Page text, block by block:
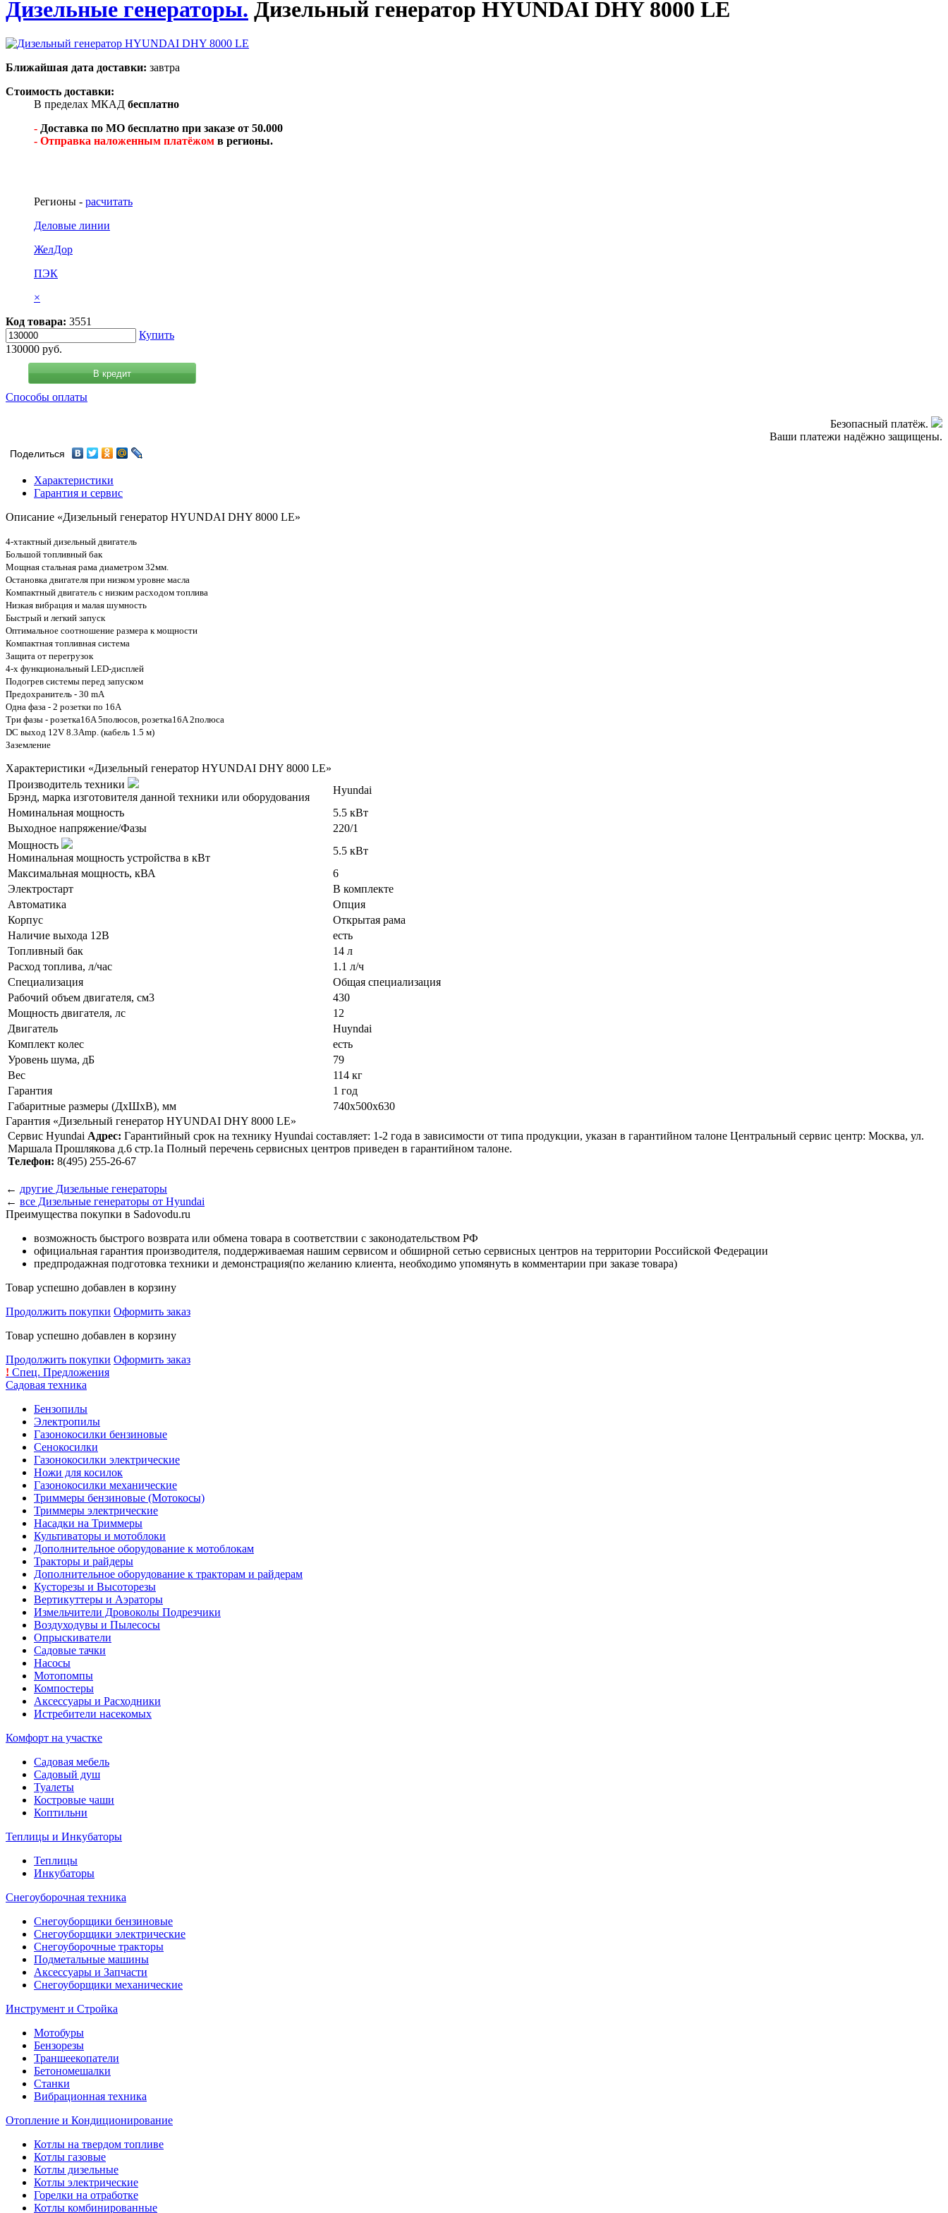
Дизельные генераторы. Дизельный генератор HYUNDAI DHY 8000 LE
Ближайшая дата доставки: завтра
Стоимость доставки:
В пределах МКАД бесплатно
- Доставка по МО бесплатно при заказе от 50.000
- Отправка наложенным платёжом в регионы.
Регионы - расчитать
Деловые линии
ЖелДор
ПЭК
×
Код товара: 3551
Купить
130000 руб.
В кредит
Способы оплаты
Безопасный платёж.
Ваши платежи надёжно защищены.
Поделиться
Характеристики
Гарантия и сервис
Описание «Дизельный генератор HYUNDAI DHY 8000 LE»
4-хтактный дизельный двигатель
Большой топливный бак
Мощная стальная рама диаметром 32мм.
Остановка двигателя при низком уровне масла
Компактный двигатель с низким расходом топлива
Низкая вибрация и малая шумность
Быстрый и легкий запуск
Оптимальное соотношение размера к мощности
Компактная топливная система
Защита от перегрузок
4-х функциональный LED-дисплей
Подогрев системы перед запуском
Предохранитель - 30 mA
Одна фаза - 2 розетки по 16A
Три фазы - розетка16A 5полюсов, розетка16A 2полюса
DC выход 12V 8.3Amp. (кабель 1.5 м)
Заземление
Характеристики «Дизельный генератор HYUNDAI DHY 8000 LE»
Производитель техники
Брэнд, марка изготовителя данной техники или оборудования
Hyundai
Номинальная мощность
5.5 кВт
Выходное напряжение/Фазы
220/1
Мощность
Номинальная мощность устройства в кВт
5.5 кВт
Максимальная мощность, кВА
6
Электростарт
В комплекте
Автоматика
Опция
Корпус
Открытая рама
Наличие выхода 12В
есть
Топливный бак
14 л
Расход топлива, л/час
1.1 л/ч
Специализация
Общая специализация
Рабочий объем двигателя, см3
430
Мощность двигателя, лс
12
Двигатель
Huyndai
Комплект колес
есть
Уровень шума, дБ
79
Вес
114 кг
Гарантия
1 год
Габаритные размеры (ДхШхВ), мм
740х500х630
Гарантия «Дизельный генератор HYUNDAI DHY 8000 LE»
Сервис Hyundai Адрес: Гарантийный срок на технику Hyundai составляет: 1-2 года в зависимости от типа продукции, указан в гарантийном талоне Центральный сервис центр: Москва, ул.
Маршала Прошлякова д.6 стр.1а Полный перечень сервисных центров приведен в гарантийном талоне.
Телефон: 8(495) 255-26-67
← другие Дизельные генераторы
← все Дизельные генераторы от Hyundai
Преимущества покупки в Sadovodu.ru
возможность быстрого возврата или обмена товара в соответствии с законодательством РФ
официальная гарантия производителя, поддерживаемая нашим сервисом и обширной сетью сервисных центров на территории Российской Федерации
предпродажная подготовка техники и демонстрация(по желанию клиента, необходимо упомянуть в комментарии при заказе товара)
Товар успешно добавлен в корзину
Продолжить покупки Оформить заказ
Товар успешно добавлен в корзину
Продолжить покупки Оформить заказ
! Спец. Предложения
Садовая техника
Бензопилы
Электропилы
Газонокосилки бензиновые
Сенокосилки
Газонокосилки электрические
Ножи для косилок
Газонокосилки механические
Триммеры бензиновые (Мотокосы)
Триммеры электрические
Насадки на Триммеры
Культиваторы и мотоблоки
Дополнительное оборудование к мотоблокам
Тракторы и райдеры
Дополнительное оборудование к тракторам и райдерам
Кусторезы и Высоторезы
Вертикуттеры и Аэраторы
Измельчители Дровоколы Подрезчики
Воздуходувы и Пылесосы
Опрыскиватели
Садовые тачки
Насосы
Мотопомпы
Компостеры
Аксессуары и Расходники
Истребители насекомых
Комфорт на участке
Садовая мебель
Садовый душ
Туалеты
Костровые чаши
Коптильни
Теплицы и Инкубаторы
Теплицы
Инкубаторы
Снегоуборочная техника
Снегоуборщики бензиновые
Снегоуборщики электрические
Снегоуборочные тракторы
Подметальные машины
Аксессуары и Запчасти
Снегоуборщики механические
Инструмент и Стройка
Мотобуры
Бензорезы
Траншеекопатели
Бетономешалки
Станки
Вибрационная техника
Отопление и Кондиционирование
Котлы на твердом топливе
Котлы газовые
Котлы дизельные
Котлы электрические
Горелки на отработке
Котлы комбинированные